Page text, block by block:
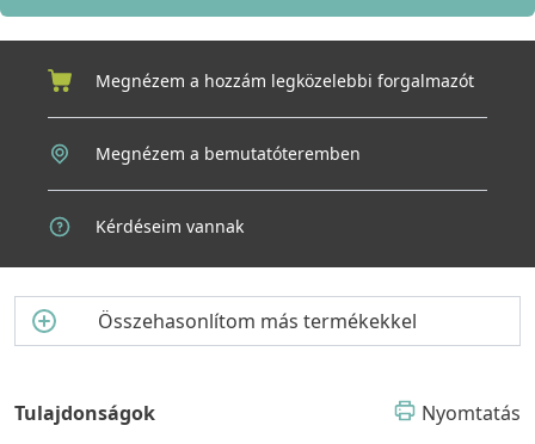
Megnézem a hozzám legközelebbi forgalmazót
Megnézem a bemutatóteremben
Kérdéseim vannak
Összehasonlítom más termékekkel
Tulajdonságok Nyomtatás